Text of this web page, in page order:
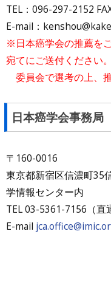
TEL：096-297-2152
E-mail：
※日本癌学会の推薦を
宛てにご送付ください。
委員会で選考の上、
日本癌学会事務局
〒160-0016
東京都新宿区信濃町
学情報センター内
TEL 03-5361-7156（
E-mail